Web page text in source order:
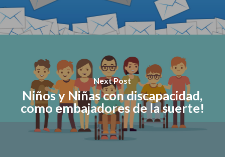
Next Post
Niños y Niñas con discapacidad,
como embajadores de la suerte!